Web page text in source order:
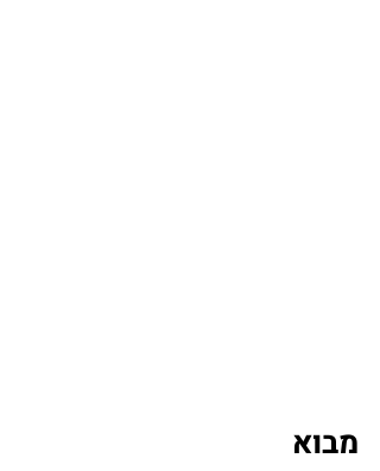
מבוא